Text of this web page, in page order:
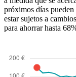
próximos días
estar sujetos a
para ahorrar hasta